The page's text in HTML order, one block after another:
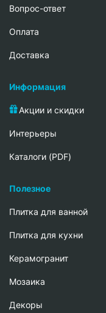
Вопрос-ответ
Oплата
Доставка
Информация
Акции и скидки
Интерьеры
Каталоги (PDF)
Полезное
Плитка для ванной
Плитка для кухни
Керамогранит
Мозаика
Декоры